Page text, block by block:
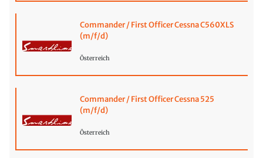
Commander / First Officer Cessna C560XLS
(m/f/d)
Österreich
Commander / First Officer Cessna 525
(m/f/d)
Österreich